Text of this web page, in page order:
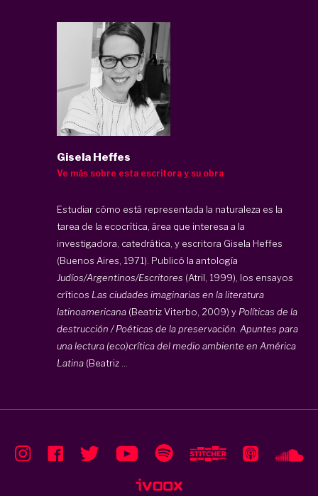
Gisela Heffes
Ve más sobre esta escritora y su obra
Estudiar cómo está representada la naturaleza es la
tarea de la ecocrítica, área que interesa a la
investigadora, catedrática, y escritora Gisela Heffes
(Buenos Aires, 1971). Publicó la antología
Judíos/Argentinos/Escritores (Atril, 1999), los ensayos
críticos Las ciudades imaginarias en la literatura
latinoamericana (Beatriz Viterbo, 2009) y Políticas de la
destrucción / Poéticas de la preservación. Apuntes para
una lectura (eco)crítica del medio ambiente en América
Latina (Beatriz ...